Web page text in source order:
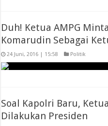
Duh! Ketua AMPG
Komarudin Sebagai
24 Juni, 2016 | 15:58 Politik
Soal Kapolri Baru,
Dilakukan Presiden